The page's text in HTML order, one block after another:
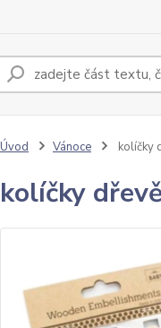
Úvod Vánoce kolíčky
kolíčky